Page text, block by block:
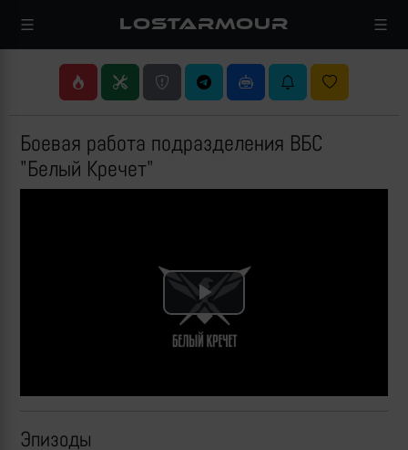
LOSTARMOUR
Боевая работа подразделения ВБС
"Белый Кречет"
Play
Video
Эпизоды